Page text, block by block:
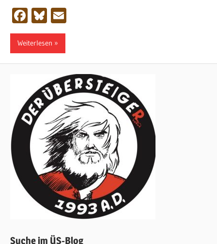
Facebook
Bluesky
Weiterlesen
Suche im ÜS-Blog